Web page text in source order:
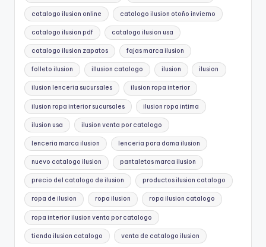
catalogo ilusion online catalogo ilusion otoño invierno
catalogo ilusion pdf catalogo ilusion usa
catalogo ilusion zapatos fajas marca ilusion
folleto ilusion illusion catalogo ilusion ilusion
ilusion lenceria sucursales ilusion ropa interior
ilusion ropa interior sucursales ilusion ropa intima
ilusion usa ilusion venta por catalogo
lenceria marca ilusion lenceria para dama ilusion
nuevo catalogo ilusion pantaletas marca ilusion
precio del catalogo de ilusion productos ilusion catalogo
ropa de ilusion ropa ilusion ropa ilusion catalogo
ropa interior ilusion venta por catalogo
tienda ilusion catalogo venta de catalogo ilusion